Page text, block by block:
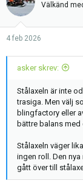
Välkänd
4 feb 2026
asker skrev:
Stålaxeln är inte
trasiga. Men välj
blingfactory eller
bättre balans med
Stålaxeln väger
ingen roll. Den
gått över till